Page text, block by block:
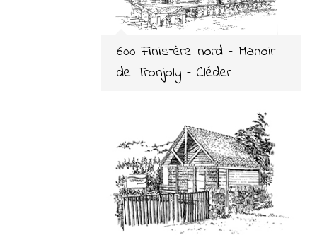
600 Finistère nord – Manoir
de Tronjoly – Cléder